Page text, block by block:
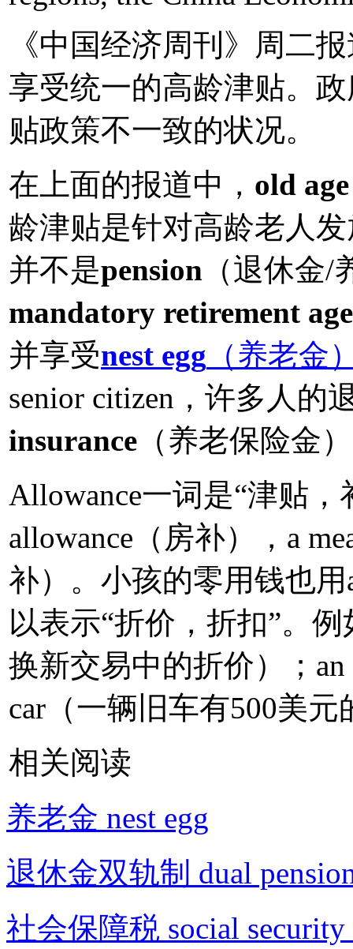
《中国经济周刊》周二
享受统一的高龄津贴。
贴政策不一致的状况。
在上面的报道中， old
龄津贴是针对高龄老人
并不是pension （退休金
mandatory retirement age
并享受nest egg （养老金
senior citizen，许多人的
insurance （养老保险金
Allowance一词是“津贴，
allowance（房补），a
补）。小孩的零用钱也用
以表示“折价，折扣”。例
换新交易中的折价）；an
car（一辆旧车有500美元
相关阅读
养老金 nest egg
退休金双轨制 dual
社会保障税 social security